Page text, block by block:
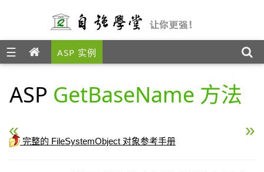
☰ ASP 实例
ASP GetBaseName 方法
« ASP GetAbsolutePathName 方法ASP GetDrive 方法 »
完整的 FileSystemObject 对象参考手册